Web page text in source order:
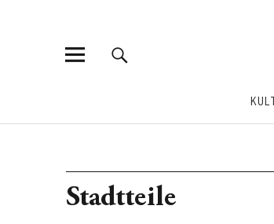
Stadtteile